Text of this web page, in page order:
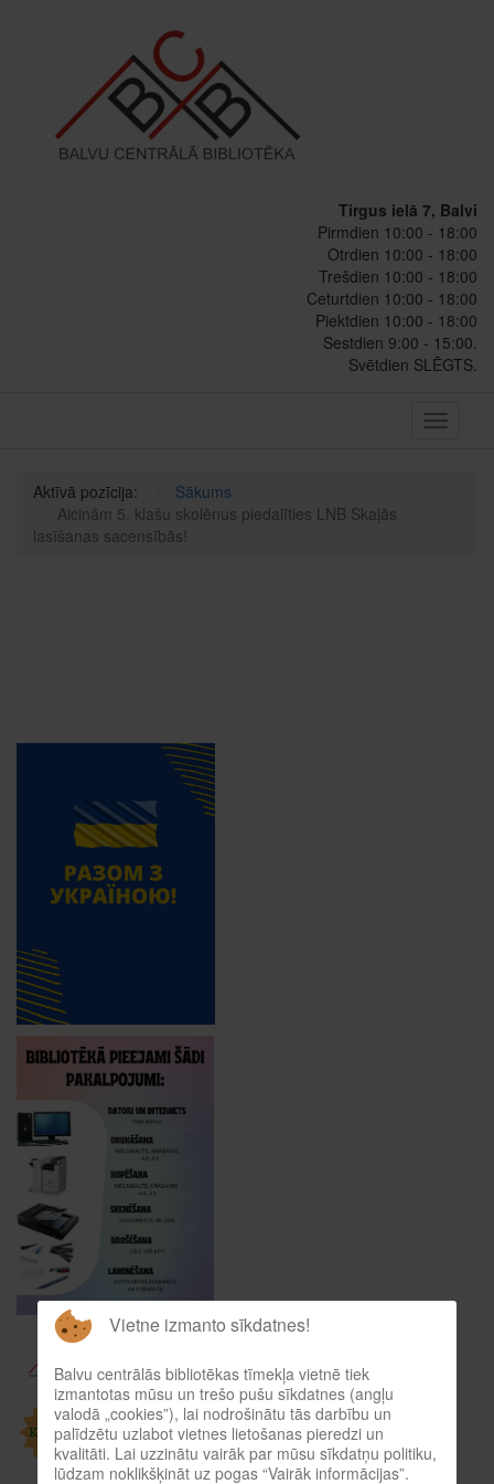
Tirgus ielā 7, Balvi
Pirmdien 10:00 - 18:00
Otrdien 10:00 - 18:00
Trešdien 10:00 - 18:00
Ceturtdien 10:00 - 18:00
Piektdien 10:00 - 18:00
Sestdien 9:00 - 15:00.
Svētdien SLĒGTS.
Toggle
Aktīvā pozīcija:
Sākums
Aicinām 5. klašu skolēnus piedalīties LNB Skaļās
lasīšanas sacensībās!
Vietne izmanto sīkdatnes!
Balvu centrālās bibliotēkas tīmekļa vietnē tiek
izmantotas mūsu un trešo pušu sīkdatnes (angļu
valodā „cookies”), lai nodrošinātu tās darbību un
palīdzētu uzlabot vietnes lietošanas pieredzi un
kvalitāti. Lai uzzinātu vairāk par mūsu sīkdatņu politiku,
lūdzam noklikšķināt uz pogas “Vairāk informācijas”.